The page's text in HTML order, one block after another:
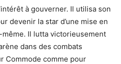
à gouverner. Il utilisa son
devenir la star d’une mise en
Il lutta victorieusement
dans des combats
Commode comme pour